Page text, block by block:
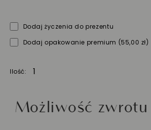
Dodaj życzenia do prezentu
Dodaj opakowanie premium (55,00 zł)
Ilość
zwrotu do